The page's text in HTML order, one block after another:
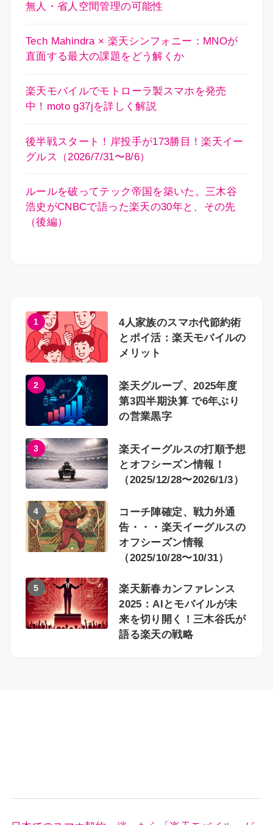
無人・省人空間管理の可能性
Tech Mahindra × 楽天シンフォニー：MNOが
直面する最大の課題をどう解くか
楽天モバイルでモトローラ製スマホを発売
中！moto g37jを詳しく解説
後半戦スタート！岸投手が173勝目！楽天イー
グルス（2026/7/31〜8/6）
ルールを破ってテック帝国を築いた。三木谷
浩史がCNBCで語った楽天の30年と、その先
（後編）
1
4人家族のスマホ代節約術
とポイ活：楽天モバイルの
メリット
2
楽天グループ、2025年度
第3四半期決算 で6年ぶり
の営業黒字
3
楽天イーグルスの打順予想
とオフシーズン情報！
（2025/12/28〜2026/1/3）
4
コーチ陣確定、戦力外通
告・・・楽天イーグルスの
オフシーズン情報
（2025/10/28〜10/31）
5
楽天新春カンファレンス
2025：AIとモバイルが未
来を切り開く！三木谷氏が
語る楽天の戦略